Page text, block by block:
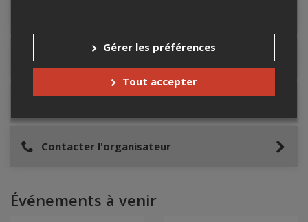
Accès au site de l'événement
Contacter l'organisateur
Événements à venir
Gérer les préférences
Tout accepter